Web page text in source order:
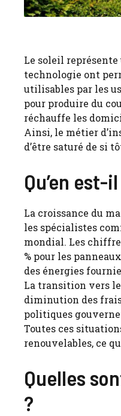
Le soleil
technologie ont
utilisables par les
pour produire du
réchauffe les
Ainsi, le métier
d’être saturé de si
Qu’en
La croissance du
les spécialistes
mondial. Les
% pour les
des énergies
La transition vers
diminution des frais
politiques
Toutes ces
renouvelables, ce
Quelles
?